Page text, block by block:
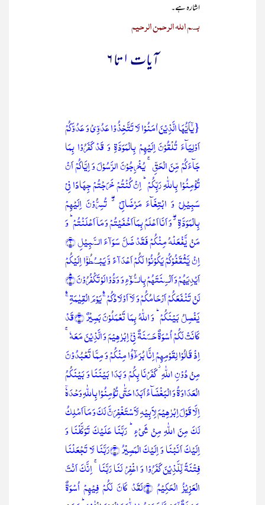
اشارہ ہے۔
بسم اللہ الرحمن الرحیم
آیات ۱ تا ۶
{یٰۤاَیُّہَا الَّذِیۡنَ اٰمَنُوۡا لَا تَتَّخِذُوۡا عَدُوِّیۡ وَ عَدُوَّکُمۡ
اَوۡلِیَآءَ تُلۡقُوۡنَ اِلَیۡہِمۡ بِالۡمَوَدَّۃِ وَ قَدۡ کَفَرُوۡا بِمَا
جَآءَکُمۡ مِّنَ الۡحَقِّ ۚ یُخۡرِجُوۡنَ الرَّسُوۡلَ وَ اِیَّاکُمۡ اَنۡ
تُؤۡمِنُوۡا بِاللّٰہِ رَبِّکُمۡ ؕ اِنۡ کُنۡتُمۡ خَرَجۡتُمۡ جِہَادًا فِیۡ
سَبِیۡلِیۡ وَ ابۡتِغَآءَ مَرۡضَاتِیۡ ٭ۖ تُسِرُّوۡنَ اِلَیۡہِمۡ
بِالۡمَوَدَّۃِ ٭ۖ وَ اَنَا اَعۡلَمُ بِمَاۤ اَخۡفَیۡتُمۡ وَ مَاۤ اَعۡلَنۡتُمۡ ؕ وَ
مَنۡ یَّفۡعَلۡہُ مِنۡکُمۡ فَقَدۡ ضَلَّ سَوَآءَ السَّبِیۡلِ ﴿۱﴾
اِنۡ یَّثۡقَفُوۡکُمۡ یَکُوۡنُوۡا لَکُمۡ اَعۡدَآءً وَّ یَبۡسُطُوۡۤا اِلَیۡکُمۡ
اَیۡدِیَہُمۡ وَ اَلۡسِنَتَہُمۡ بِالسُّوۡٓءِ وَ وَدُّوۡا لَوۡ تَکۡفُرُوۡنَ ؕ﴿۲﴾
لَنۡ تَنۡفَعَکُمۡ اَرۡحَامُکُمۡ وَ لَاۤ اَوۡلَادُکُمۡ ۚۛ یَوۡمَ الۡقِیٰمَۃِ ۚۛ
یَفۡصِلُ بَیۡنَکُمۡ ؕ وَ اللّٰہُ بِمَا تَعۡمَلُوۡنَ بَصِیۡرٌ ﴿۳﴾قَدۡ
کَانَتۡ لَکُمۡ اُسۡوَۃٌ حَسَنَۃٌ فِیۡۤ اِبۡرٰہِیۡمَ وَ الَّذِیۡنَ مَعَہٗ ۚ
اِذۡ قَالُوۡا لِقَوۡمِہِمۡ اِنَّا بُرَءٰٓؤُا مِنۡکُمۡ وَ مِمَّا تَعۡبُدُوۡنَ
مِنۡ دُوۡنِ اللّٰہِ ۫ کَفَرۡنَا بِکُمۡ وَ بَدَا بَیۡنَنَا وَ بَیۡنَکُمُ
الۡعَدَاوَۃُ وَ الۡبَغۡضَآءُ اَبَدًا حَتّٰی تُؤۡمِنُوۡا بِاللّٰہِ وَحۡدَہٗۤ
اِلَّا قَوۡلَ اِبۡرٰہِیۡمَ لِاَبِیۡہِ لَاَسۡتَغۡفِرَنَّ لَکَ وَ مَاۤ اَمۡلِکُ
لَکَ مِنَ اللّٰہِ مِنۡ شَیۡءٍ ؕ رَبَّنَا عَلَیۡکَ تَوَکَّلۡنَا وَ
اِلَیۡکَ اَنَبۡنَا وَ اِلَیۡکَ الۡمَصِیۡرُ ﴿۴﴾رَبَّنَا لَا تَجۡعَلۡنَا
فِتۡنَۃً لِّلَّذِیۡنَ کَفَرُوۡا وَ اغۡفِرۡ لَنَا رَبَّنَا ۚ اِنَّکَ اَنۡتَ
الۡعَزِیۡزُ الۡحَکِیۡمُ ﴿۵﴾لَقَدۡ کَانَ لَکُمۡ فِیۡہِمۡ اُسۡوَۃٌ